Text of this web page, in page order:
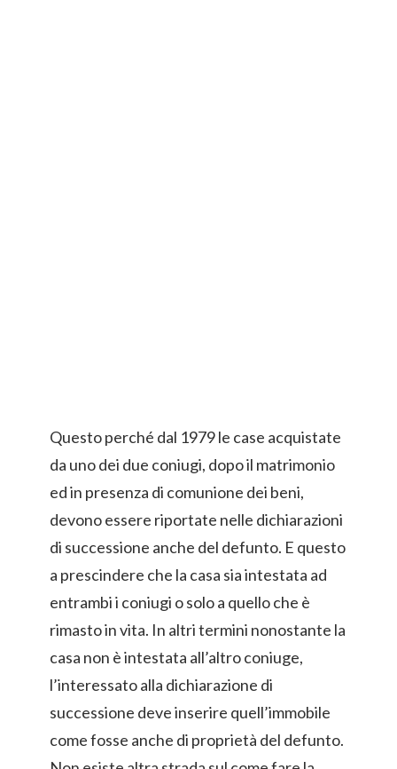
Questo perché dal 1979 le case acquistate
da uno dei due coniugi, dopo il matrimonio
ed in presenza di comunione dei beni,
devono essere riportate nelle dichiarazioni
di successione anche del defunto. E questo
a prescindere che la casa sia intestata ad
entrambi i coniugi o solo a quello che è
rimasto in vita. In altri termini nonostante la
casa non è intestata all’altro coniuge,
l’interessato alla dichiarazione di
successione deve inserire quell’immobile
come fosse anche di proprietà del defunto.